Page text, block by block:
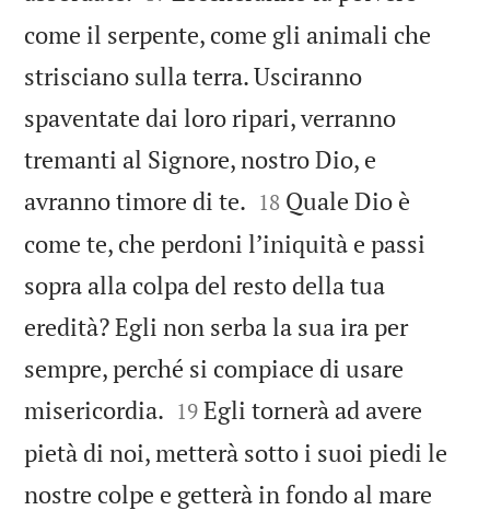
come il serpente, come gli animali che
strisciano sulla terra. Usciranno
spaventate dai loro ripari, verranno
tremanti al Signore, nostro Dio, e
avranno timore di te. 

18 Quale Dio è
come te, che perdoni l’iniquità e passi
sopra alla colpa del resto della tua
eredità? Egli non serba la sua ira per
sempre, perché si compiace di usare
misericordia. 

19 Egli tornerà ad avere
pietà di noi, metterà sotto i suoi piedi le
nostre colpe e getterà in fondo al mare